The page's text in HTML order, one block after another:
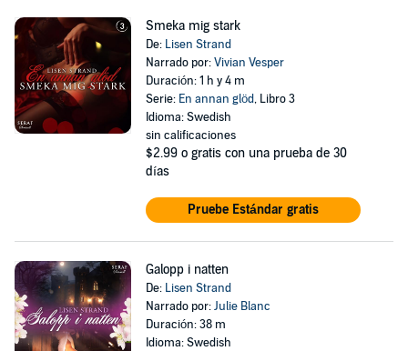
Smeka mig stark
De: Lisen Strand
Narrado por:Vivian Vesper
Duración: 1 h y 4 m
Serie: En annan glöd, Libro 3
Idioma: Swedish
sin calificaciones
$2.99 o gratis con una prueba de 30
días
Pruebe Estándar gratis
Galopp i natten
De: Lisen Strand
Narrado por:Julie Blanc
Duración: 38 m
Idioma: Swedish